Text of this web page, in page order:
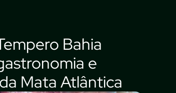
Bahia
e
Mata Atlântica